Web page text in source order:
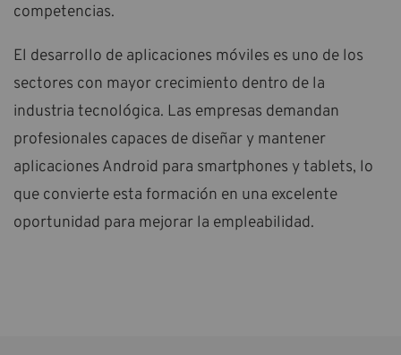
competencias.
El desarrollo de aplicaciones móviles es uno de los
sectores con mayor crecimiento dentro de la
industria tecnológica. Las empresas demandan
profesionales capaces de diseñar y mantener
aplicaciones Android para smartphones y tablets, lo
que convierte esta formación en una excelente
oportunidad para mejorar la empleabilidad.